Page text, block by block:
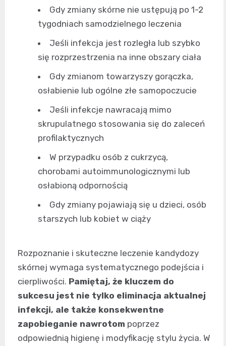
Gdy zmiany skórne nie ustępują po 1-2
tygodniach samodzielnego leczenia
Jeśli infekcja jest rozległa lub szybko
się rozprzestrzenia na inne obszary ciała
Gdy zmianom towarzyszy gorączka,
osłabienie lub ogólne złe samopoczucie
Jeśli infekcje nawracają mimo
skrupulatnego stosowania się do zaleceń
profilaktycznych
W przypadku osób z cukrzycą,
chorobami autoimmunologicznymi lub
osłabioną odpornością
Gdy zmiany pojawiają się u dzieci, osób
starszych lub kobiet w ciąży
Rozpoznanie i skuteczne leczenie kandydozy
skórnej wymaga systematycznego podejścia i
cierpliwości. Pamiętaj, że kluczem do
sukcesu jest nie tylko eliminacja aktualnej
infekcji, ale także konsekwentne
zapobieganie nawrotom poprzez
odpowiednią higienę i modyfikację stylu życia. W